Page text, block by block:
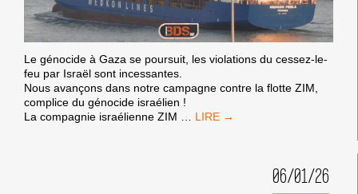
Le génocide à Gaza se poursuit, les violations du cessez-le-
feu par Israël sont incessantes.
Nous avançons dans notre campagne contre la flotte ZIM,
complice du génocide israélien !
La compagnie israélienne ZIM
QUATORZIÈME
GOUVERNEMENT06/01/26